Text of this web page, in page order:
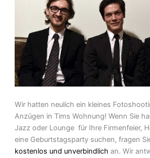
Wir hatten neulich ein kleines
Anzügen in Tims Wohnung! Wenn Sie
Jazz oder Lounge für Ihre Firmenfeier,
eine Geburtstagsparty suchen, fragen
kostenlos und unverbindlich an. Wir